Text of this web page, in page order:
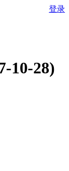
登录
10-28)